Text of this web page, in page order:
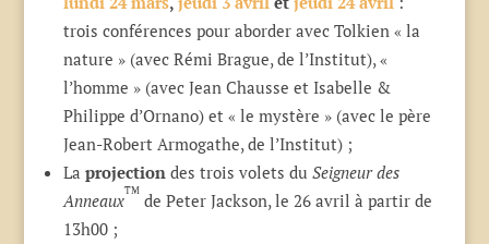
trois conférences pour aborder avec Tolkien « la
nature » (avec Rémi Brague, de l’Institut), «
l’homme » (avec Jean Chausse et Isabelle &
Philippe d’Ornano) et « le mystère » (avec le père
Jean-Robert Armogathe, de l’Institut) ;
La projection des trois volets du Seigneur des
AnneauxTMde Peter Jackson, le 26 avril à partir de
13h00 ;